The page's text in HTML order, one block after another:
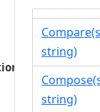
string)
string)